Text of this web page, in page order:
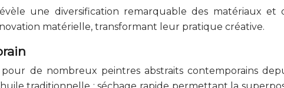
une diversification remarquable des matériaux et
matérielle, transformant leur pratique créative.
de nombreux peintres abstraits contemporains